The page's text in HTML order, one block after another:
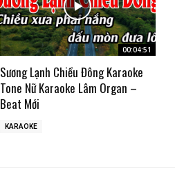
00:04:51
Sương Lạnh Chiều Đông Karaoke
Tone Nữ Karaoke Lâm Organ –
Beat Mới
KARAOKE